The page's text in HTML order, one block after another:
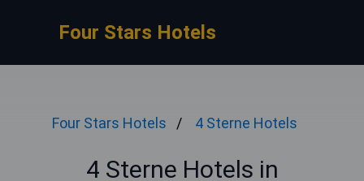
Four Stars Hotels
Four Stars Hotels 4 Sterne Hotels
4 Sterne Hotels in